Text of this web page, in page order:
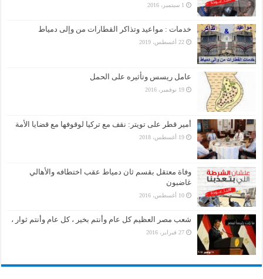
1 سبتمبر، 2016
خدمات : مواعيد وتذاكر القطارات من وإلى دمياط
22 أغسطس، 2019
عامل ريسس وتأثيره على الحمل
19 نوفمبر، 2016
أمير قطر على تويتر: نقف مع تركيا لوقوفها مع قضايا الأمة
19 أغسطس، 2018
وفاة معتقل بقسم ثان دمياط عقب اختطافه والأهالي
غاضبون
10 أغسطس، 2016
شعب مصر العظيم كل عام وأنتم بخير ، كل عام وأنتم ثوار ،
27 فبراير، 2016